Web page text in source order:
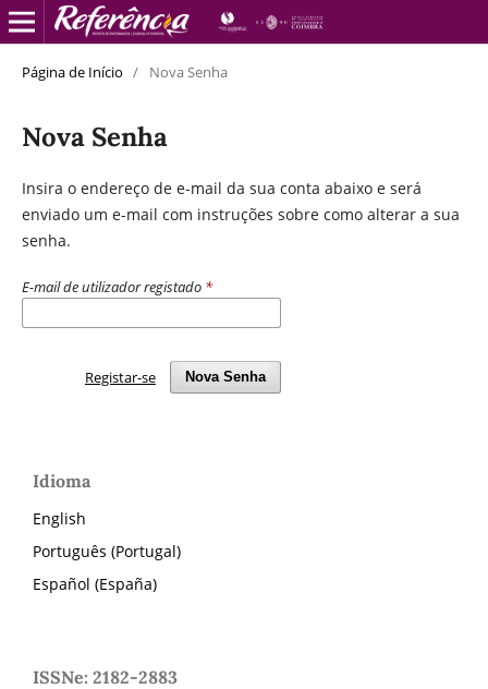
Página de Início / Nova Senha
Nova Senha
Insira o endereço de e-mail da sua conta abaixo e será
enviado um e-mail com instruções sobre como alterar a sua
senha.
E-mail de utilizador registado *
Nova Senha
Registar-se
Idioma
English
Português (Portugal)
Español (España)
ISSNe: 2182-2883